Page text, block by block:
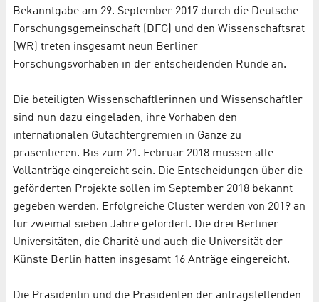
Bekanntgabe am 29. September 2017 durch die Deutsche
Forschungsgemeinschaft (DFG) und den Wissenschaftsrat
(WR) treten insgesamt neun Berliner
Forschungsvorhaben in der entscheidenden Runde an.
Die beteiligten Wissenschaftlerinnen und Wissenschaftler
sind nun dazu eingeladen, ihre Vorhaben den
internationalen Gutachtergremien in Gänze zu
präsentieren. Bis zum 21. Februar 2018 müssen alle
Vollanträge eingereicht sein. Die Entscheidungen über die
geförderten Projekte sollen im September 2018 bekannt
gegeben werden. Erfolgreiche Cluster werden von 2019 an
für zweimal sieben Jahre gefördert. Die drei Berliner
Universitäten, die Charité und auch die Universität der
Künste Berlin hatten insgesamt 16 Anträge eingereicht.
Die Präsidentin und die Präsidenten der antragstellenden